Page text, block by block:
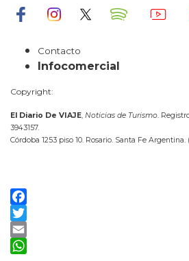
Contacto
Infocomercial
Copyright:
El Diario De VIAJE Noticias de Turismo .
3943157.
Córdoba 1253 piso 10. Rosario. Santa Fe Argentina.
Facebook
Twitter
Email